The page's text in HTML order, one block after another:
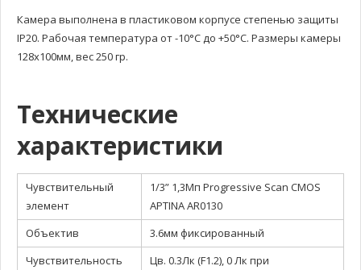
Камера выполнена в пластиковом корпусе степенью защиты
IP20. Рабочая температура от -10°С до +50°С. Размеры камеры
128х100мм, вес 250 гр.
Технические
характеристики
Чувствительный
элемент
1/3” 1,3Мп Progressive Scan CMOS
APTINA AR0130
Объектив
3.6мм фиксированный
Чувствительность
Цв. 0.3Лк (F1.2), 0 Лк при